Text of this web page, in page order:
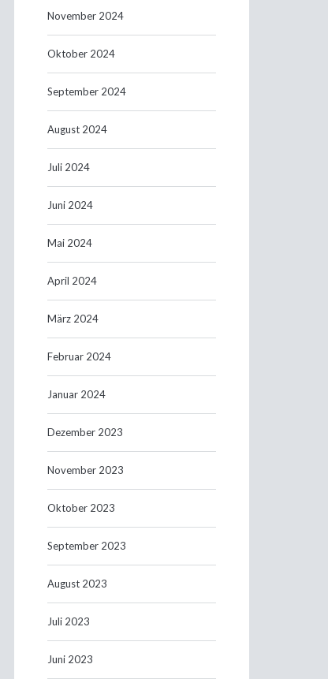
November 2024
Oktober 2024
September 2024
August 2024
Juli 2024
Juni 2024
Mai 2024
April 2024
März 2024
Februar 2024
Januar 2024
Dezember 2023
November 2023
Oktober 2023
September 2023
August 2023
Juli 2023
Juni 2023